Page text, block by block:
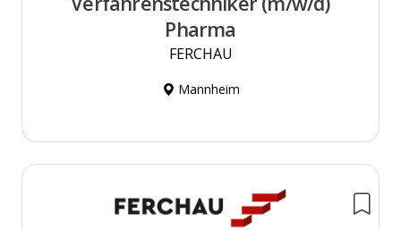
Pharma
FERCHAU
Mannheim